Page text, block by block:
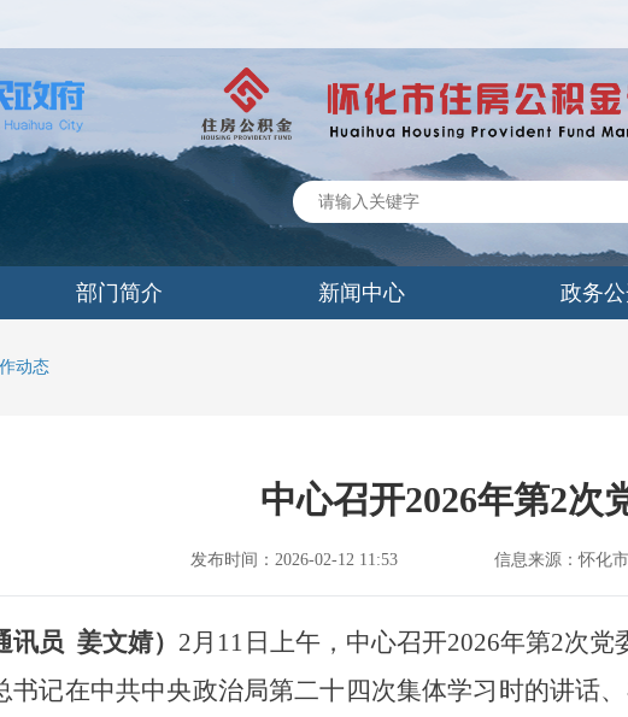
部门简介 新闻中心 政务
动态
中心召开2026年第2次
发布时间：2026-02-12 11:53 信息来源：怀化
讯员 姜文婧） 2月 11 日 上午，中心召开2026年第2次党
书记在中共中央政治局第二十四次集体学习时的讲话